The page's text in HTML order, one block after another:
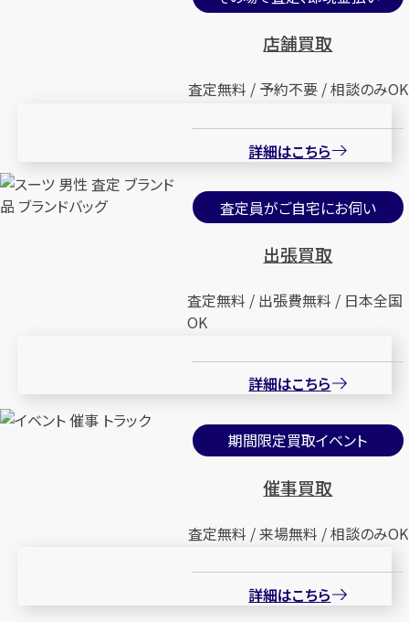
店舗買取
査定無料 / 予約不要 / 相談のみOK
詳細はこちら
査定員がご自宅にお伺い
出張買取
査定無料 / 出張費無料 / 日本全国
OK
詳細はこちら
期間限定買取イベント
催事買取
査定無料 / 来場無料 / 相談のみOK
詳細はこちら